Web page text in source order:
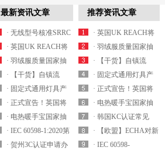
最新资讯文章
· 无线型号核准SRRC
认证最新产品...
· 英国UK REACH将
于2021年实施...
· 羽绒服质量国家抽
查细则内容解析
· 【干货】自镇流
LED灯产品国家监...
· 固定式通用灯具产
品质量国抽要求解...
· 正式宣告！英国将
拒绝承认CE认证...
· 电热暖手宝国家抽
查实施细则要求解...
· IEC 60598-1:2020第
九版已于2020...
· 贺州3C认证申请办
推荐资讯文章
· 英国UK REACH将
于2021年实施...
· 羽绒服质量国家抽
查细则内容解析
· 【干货】自镇流
LED灯产品国家监...
· 固定式通用灯具产
品质量国抽要求解...
· 正式宣告！英国将
拒绝承认CE认证...
· 电热暖手宝国家抽
查实施细则要求解...
· 韩国KC认证常见
EMC电磁兼容标...
· 【欧盟】ECHA对新
一批潜在的S...
· IEC 60598-